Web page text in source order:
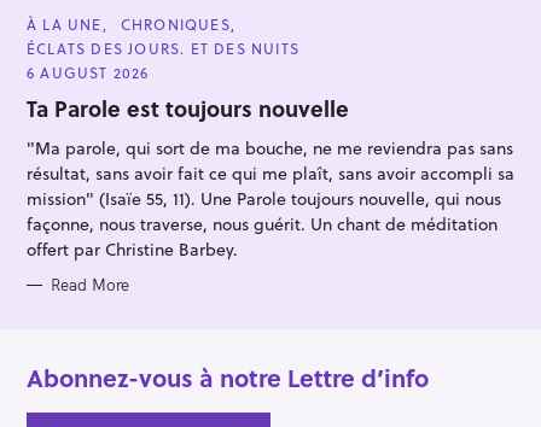
C
A
T
E
O
R
E
À LA UNE
CHRONIQUES
ÉCLATS DES JOURS. ET DES NUITS
6 AUGUST 2026
Ta Parole est toujours nouvelle
"Ma parole, qui sort de ma bouche, ne me reviendra pas sans
résultat, sans avoir fait ce qui me plaît, sans avoir accompli sa
mission" (Isaïe 55, 11). Une Parole toujours nouvelle, qui nous
façonne, nous traverse, nous guérit. Un chant de méditation
offert par Christine Barbey.
Read More
Abonnez-vous à notre Lettre d’info